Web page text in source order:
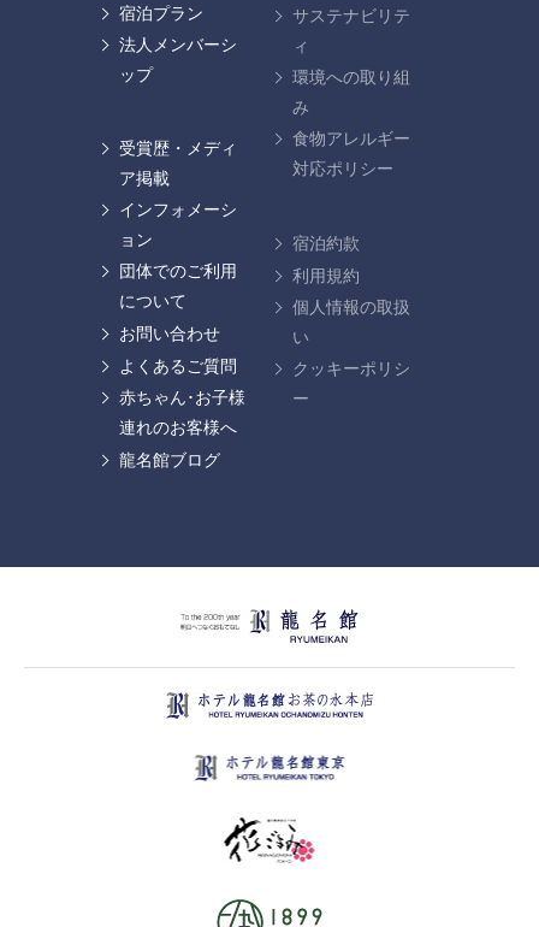
宿泊プラン
法人メンバーシ
ップ
受賞歴・メディ
ア掲載
インフォメーシ
ョン
団体でのご利用
について
お問い合わせ
よくあるご質問
赤ちゃん･お子様
連れのお客様へ
龍名館ブログ
サステナビリテ
ィ
環境への取り組
み
食物アレルギー
対応ポリシー
宿泊約款
利用規約
個人情報の取扱
い
クッキーポリシ
ー